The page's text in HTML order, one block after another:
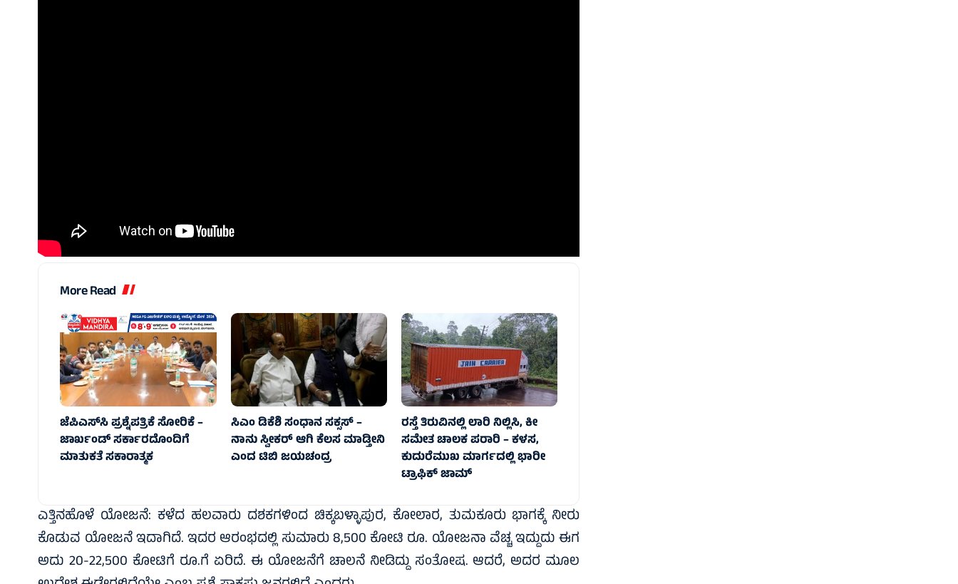
More Read
ಜೆಪಿಎಸ್‌ಸಿ ಪ್ರಶ್ನೆಪತ್ರಿಕೆ ಸೋರಿಕೆ –
ಜಾರ್ಖಂಡ್‌ ಸರ್ಕಾರದೊಂದಿಗೆ
ಮಾತುಕತೆ ಸಕಾರಾತ್ಮಕ
ಸಿಎಂ ಡಿಕೆಶಿ ಸಂಧಾನ ಸಕ್ಸಸ್‌ –
ನಾನು ಸ್ವೀಕರ್ ಆಗಿ ಕೆಲಸ ಮಾಡ್ತೀನಿ
ಎಂದ ಟಿಬಿ ಜಯಚಂದ್ರ
ರಸ್ತೆ ತಿರುವಿನಲ್ಲಿ ಲಾರಿ ನಿಲ್ಲಿಸಿ, ಕೀ
ಸಮೇತ ಚಾಲಕ ಪರಾರಿ – ಕಳಸ,
ಕುದುರೆಮುಖ ಮಾರ್ಗದಲ್ಲಿ‌ ಭಾರೀ
ಟ್ರಾಫಿಕ್‌ ಜಾಮ್
ಎತ್ತಿನಹೊಳೆ ಯೋಜನೆ: ಕಳೆದ ಹಲವಾರು ದಶಕಗಳಿಂದ ಚಿಕ್ಕಬಳ್ಳಾಪುರ, ಕೋಲಾರ, ತುಮಕೂರು ಭಾಗಕ್ಕೆ ನೀರು
ಕೊಡುವ ಯೋಜನೆ ಇದಾಗಿದೆ. ಇದರ ಆರಂಭದಲ್ಲಿ ಸುಮಾರು 8,500 ಕೋಟಿ ರೂ. ಯೋಜನಾ ವೆಚ್ಚ ಇದ್ದುದು ಈಗ
ಅದು 20-22,500 ಕೋಟಿಗೆ ರೂ.ಗೆ ಏರಿದೆ. ಈ ಯೋಜನೆಗೆ ಚಾಲನೆ ನೀಡಿದ್ದು ಸಂತೋಷ. ಆದರೆ, ಅದರ ಮೂಲ